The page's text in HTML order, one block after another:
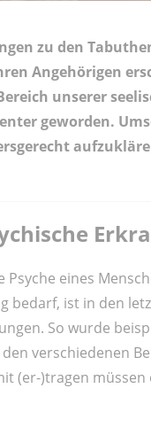
zu den
Angehörigen
unserer
geworden.
eines
ist in den
So wurde
verschiedenen
(er-)tragen